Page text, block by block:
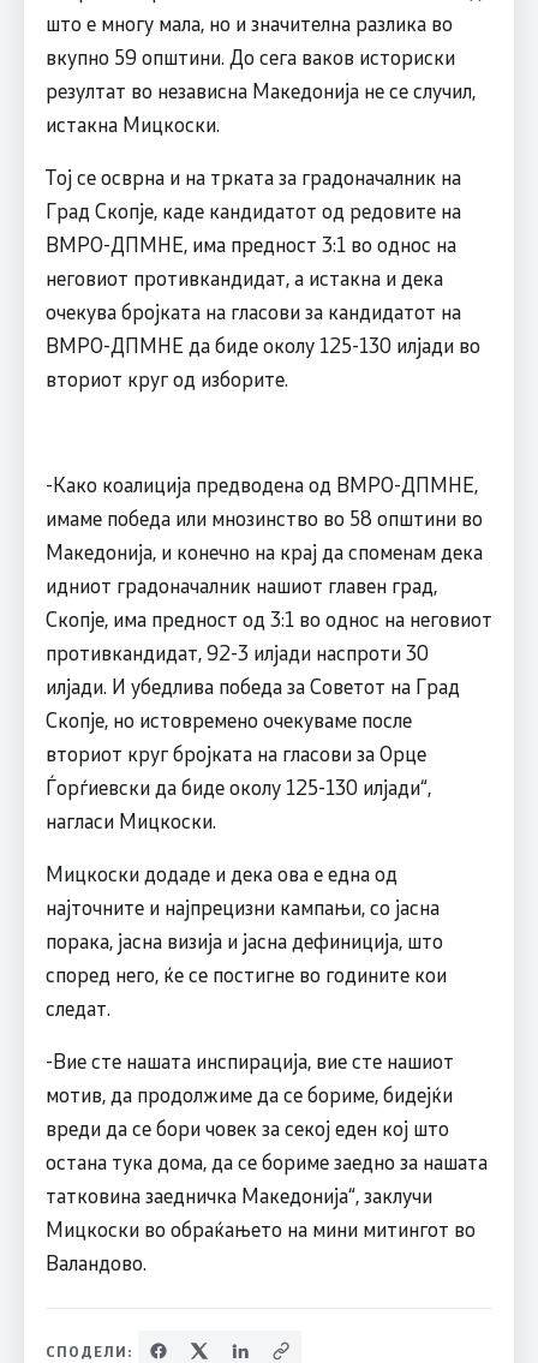
што е многу мала, но и значителна разлика во
вкупно 59 општини. До сега ваков историски
резултат во независна Македонија не се случил,
истакна Мицкоски.
Тој се осврна и на трката за градоначалник на
Град Скопје, каде кандидатот од редовите на
ВМРО-ДПМНЕ, има предност 3:1 во однос на
неговиот противкандидат, а истакна и дека
очекува бројката на гласови за кандидатот на
ВМРО-ДПМНЕ да биде околу 125-130 илјади во
вториот круг од изборите.
-Како коалиција предводена од ВМРО-ДПМНЕ,
имаме победа или мнозинство во 58 општини во
Македонија, и конечно на крај да споменам дека
идниот градоначалник нашиот главен град,
Скопје, има предност од 3:1 во однос на неговиот
противкандидат, 92-3 илјади наспроти 30
илјади. И убедлива победа за Советот на Град
Скопје, но истовремено очекуваме после
вториот круг бројката на гласови за Орце
Ѓорѓиевски да биде околу 125-130 илјади“,
нагласи Мицкоски.
Мицкоски додаде и дека ова е една од
најточните и најпрецизни кампањи, со јасна
порака, јасна визија и јасна дефиниција, што
според него, ќе се постигне во годините кои
следат.
-Вие сте нашата инспирација, вие сте нашиот
мотив, да продолжиме да се бориме, бидејќи
вреди да се бори човек за секој еден кој што
остана тука дома, да се бориме заедно за нашата
татковина заедничка Македонија“, заклучи
Мицкоски во обраќањето на мини митингот во
Валандово.
СПОДЕЛИ: